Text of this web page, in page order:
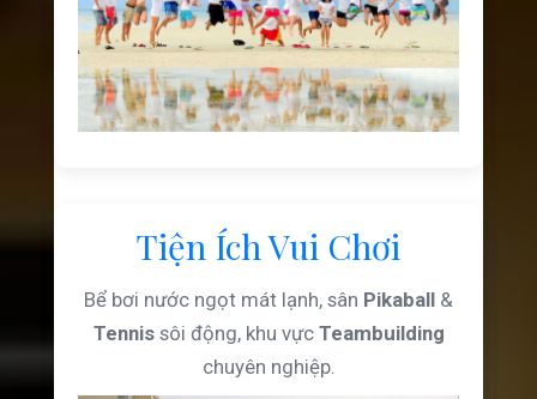
Tiện Ích Vui Chơi
Bể bơi nước ngọt mát lạnh, sân Pikaball &
Tennissôi động, khu vực Teambuilding
chuyên nghiệp.